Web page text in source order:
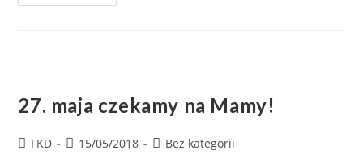
27. maja czekamy na Mamy!
FKD 15/05/2018 Bez kategorii